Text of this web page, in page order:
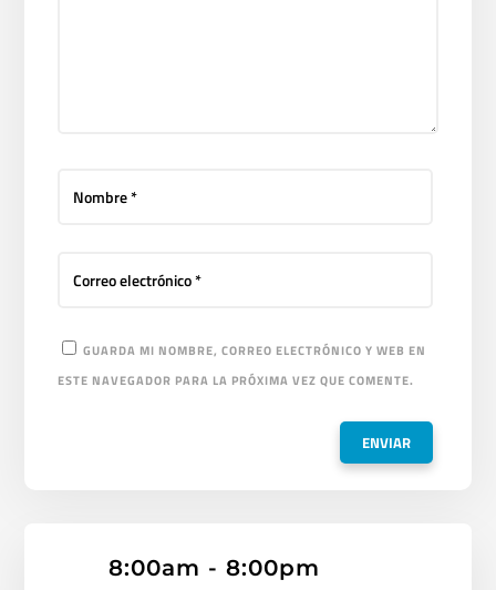
GUARDA MI NOMBRE, CORREO ELECTRÓNICO Y WEB EN
ESTE NAVEGADOR PARA LA PRÓXIMA VEZ QUE COMENTE.
8:00am - 8:00pm